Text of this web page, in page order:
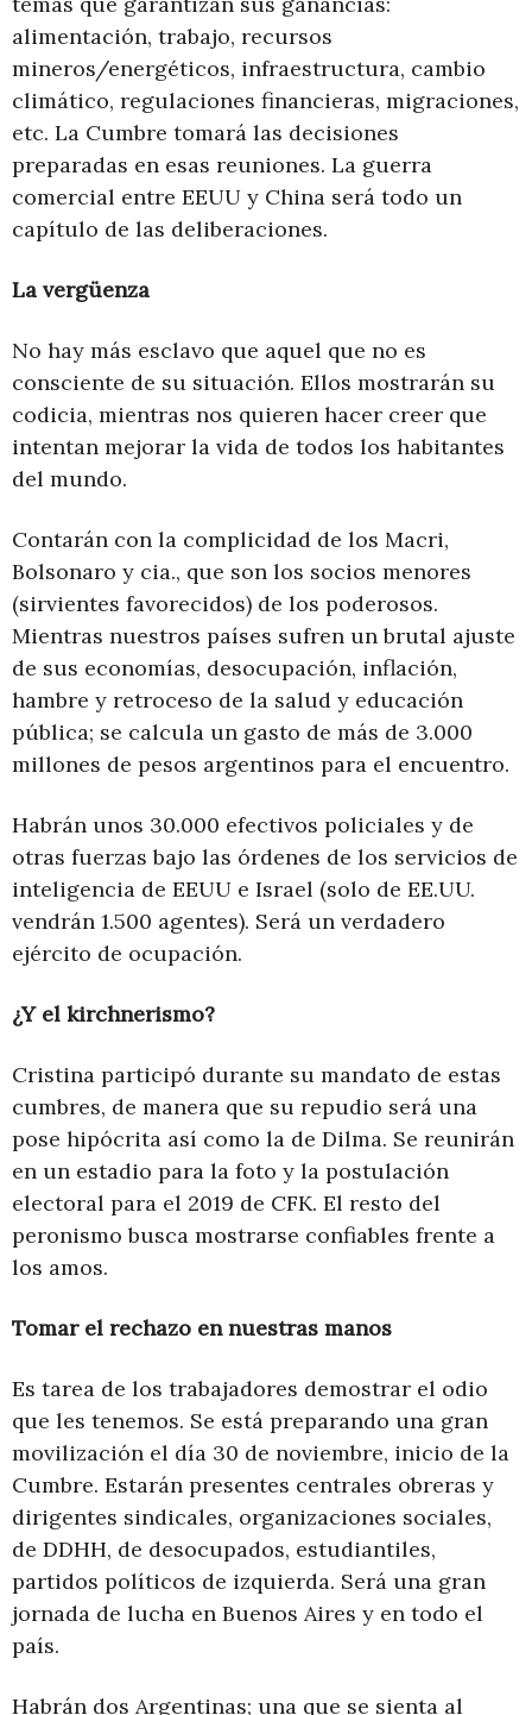
alimentación, trabajo, recursos
mineros/energéticos, infraestructura, cambio
climático, regulaciones financieras, migraciones,
etc. La Cumbre tomará las decisiones
preparadas en esas reuniones. La guerra
comercial entre EEUU y China será todo un
capítulo de las deliberaciones.
La vergüenza
No hay más esclavo que aquel que no es
consciente de su situación. Ellos mostrarán su
codicia, mientras nos quieren hacer creer que
intentan mejorar la vida de todos los habitantes
del mundo.
Contarán con la complicidad de los Macri,
Bolsonaro y cia., que son los socios menores
(sirvientes favorecidos) de los poderosos.
Mientras nuestros países sufren un brutal ajuste
de sus economías, desocupación, inflación,
hambre y retroceso de la salud y educación
pública; se calcula un gasto de más de 3.000
millones de pesos argentinos para el encuentro.
Habrán unos 30.000 efectivos policiales y de
otras fuerzas bajo las órdenes de los servicios de
inteligencia de EEUU e Israel (solo de EE.UU.
vendrán 1.500 agentes). Será un verdadero
ejército de ocupación.
¿Y el kirchnerismo?
Cristina participó durante su mandato de estas
cumbres, de manera que su repudio será una
pose hipócrita así como la de Dilma. Se reunirán
en un estadio para la foto y la postulación
electoral para el 2019 de CFK. El resto del
peronismo busca mostrarse confiables frente a
los amos.
Tomar el rechazo en nuestras manos
Es tarea de los trabajadores demostrar el odio
que les tenemos. Se está preparando una gran
movilización el día 30 de noviembre, inicio de la
Cumbre. Estarán presentes centrales obreras y
dirigentes sindicales, organizaciones sociales,
de DDHH, de desocupados, estudiantiles,
partidos políticos de izquierda. Será una gran
jornada de lucha en Buenos Aires y en todo el
país.
Habrán dos Argentinas; una que se sienta al